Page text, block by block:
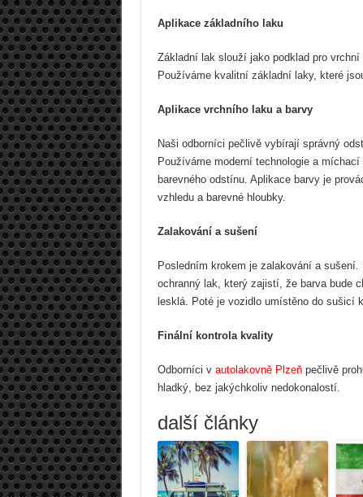
Aplikace základního laku
Základní lak slouží jako podklad pro
Používáme kvalitní základní laky, které
Aplikace vrchního laku a barvy
Naši odborníci pečlivě vybírají správný
Používáme moderní technologie a
barevného odstínu. Aplikace barvy je
vzhledu a barevné hloubky.
Zalakování a sušení
Posledním krokem je zalakování a
ochranný lak, který zajistí, že barva bude
lesklá. Poté je vozidlo umístěno do sušicí
Finální kontrola kvality
Odborníci v autolakovně Plzeňpečlivě
hladký, bez jakýchkoliv nedokonalostí.
další články